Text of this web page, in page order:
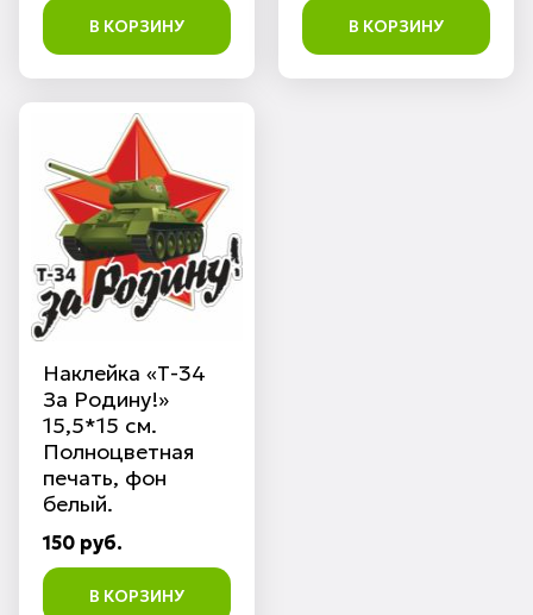
В КОРЗИНУ В КОРЗИНУ
Наклейка «Т-34
За Родину!»
15,5*15 см.
Полноцветная
печать, фон
белый.
150 руб.
В КОРЗИНУ